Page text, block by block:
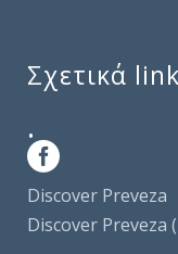
Σχετικά
.
Discover Preveza
Discover Preveza